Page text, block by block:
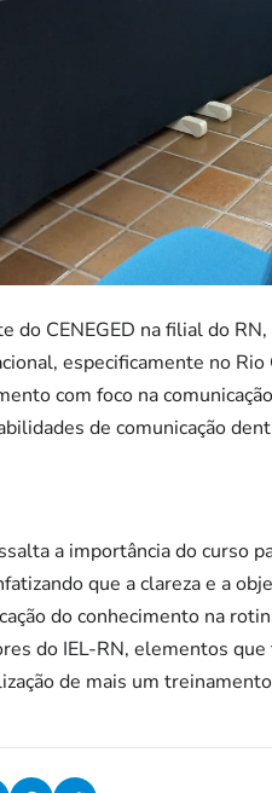
do CENEGED na filial do
especificamente no
com foco na
de comunicação
a importância do curso
que a clareza e a
do conhecimento na
do IEL-RN, elementos
de mais um